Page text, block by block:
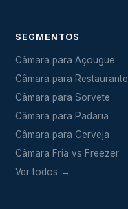
SEGMENTOS
Câmara para Açougue
Câmara para Restaurante
Câmara para Sorvete
Câmara para Padaria
Câmara para Cerveja
Câmara Fria vs Freezer
Ver todos →